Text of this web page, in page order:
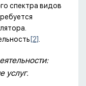
спектра видов
[2]
услуг.